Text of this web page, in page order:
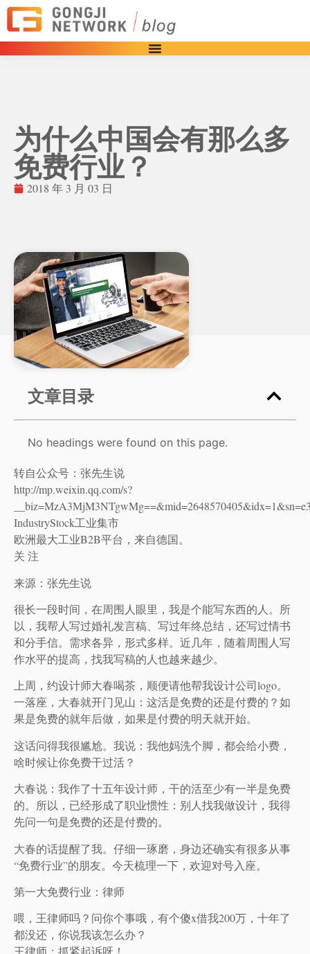
为什么中国会有那么多
免费行业？
2018 年 3 月 03 日
文章目录
No headings were found on this page.
转自公众号：张先生说
http://mp.weixin.qq.com/s?
IndustryStock工业集市
欧洲最大工业B2B平台，来自德国。
关 注
来源：张先生说
很长一段时间，在周围人眼里，我是个能写东西的人。所
以，我帮人写过婚礼发言稿、写过年终总结，还写过情书
和分手信。需求各异，形式多样。近几年，随着周围人写
作水平的提高，找我写稿的人也越来越少。
上周，约设计师大春喝茶，顺便请他帮我设计公司logo。
一落座，大春就开门见山：这活是免费的还是付费的？如
果是免费的就年后做，如果是付费的明天就开始。
这话问得我很尴尬。我说：我他妈洗个脚，都会给小费，
啥时候让你免费干过活？
大春说：我作了十五年设计师，干的活至少有一半是免费
的。所以，已经形成了职业惯性：别人找我做设计，我得
先问一句是免费的还是付费的。
大春的话提醒了我。仔细一琢磨，身边还确实有很多从事
“免费行业”的朋友。今天梳理一下，欢迎对号入座。
第一大免费行业：律师
喂，王律师吗？问你个事哦，有个傻x借我200万，十年了
都没还，你说我该怎么办？